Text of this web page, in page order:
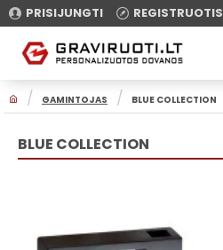
PRISIJUNGTI REGISTRUOTIS
O
E
GAMINTOJAS BLUE COLLECTION
BLUE COLLECTION